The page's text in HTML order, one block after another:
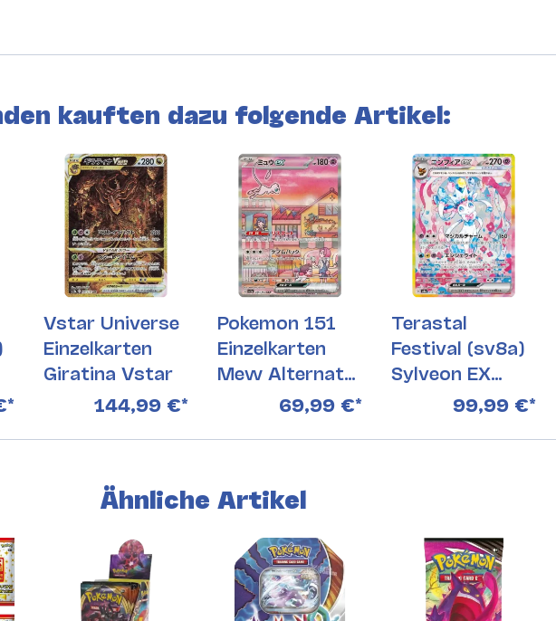
kauften dazu folgende Artikel:
*
Vstar Universe
Einzelkarten
Giratina Vstar
144,99 €*
Pokemon 151
Einzelkarten
Mew Alternativ
69,99 €*
Terastal
Festival (sv8a)
Sylveon EX
212/187 SAR
99,99 €*
Ähnliche Artikel